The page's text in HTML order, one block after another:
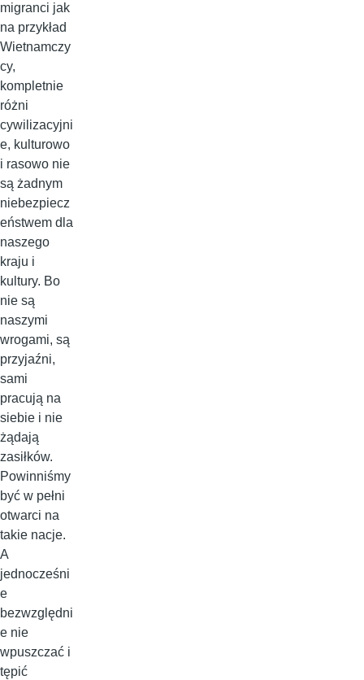
migranci jak
na przykład
Wietnamczy
cy,
kompletnie
różni
cywilizacyjni
e, kulturowo
i rasowo nie
są żadnym
niebezpiecz
eństwem dla
naszego
kraju i
kultury. Bo
nie są
naszymi
wrogami, są
przyjaźni,
sami
pracują na
siebie i nie
żądają
zasiłków.
Powinniśmy
być w pełni
otwarci na
takie nacje.
A
jednocześni
e
bezwzględni
e nie
wpuszczać i
tępić